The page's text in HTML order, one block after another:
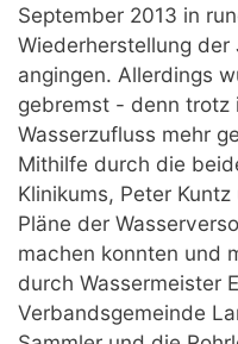
September 2013 in
Wiederherstellung
angingen. Allerdings
gebremst - denn trotz
Wasserzufluss mehr
Mithilfe durch die
Klinikums, Peter
Pläne der
machen konnten und
durch Wassermeister
Verbandsgemeinde